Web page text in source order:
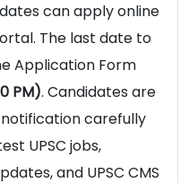
can apply online
The last date to
Application Form
PM). Candidates are
carefully
UPSC jobs,
and UPSC CMS